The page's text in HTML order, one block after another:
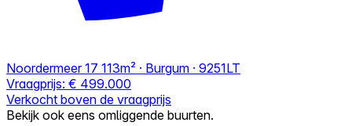
Noordermeer 17 113m² · Burgum · 9251LT
Vraagprijs: € 499.000
Verkocht boven de vraagprijs
Bekijk ook eens omliggende buurten.